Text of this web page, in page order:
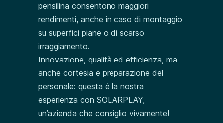
pensilina consentono maggiori
rendimenti, anche in caso di montaggio
su superfici piane o di scarso
irraggiamento.
Innovazione, qualità ed efficienza, ma
anche cortesia e preparazione del
personale: questa è la nostra
esperienza con SOLARPLAY,
un’azienda che consiglio vivamente!